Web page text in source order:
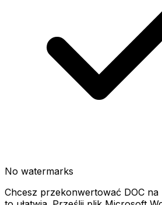
No watermarks
Chcesz przekonwertować DOC na